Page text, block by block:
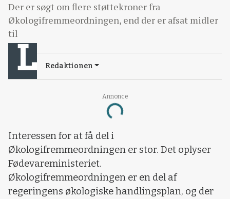
Annonce
Loading...
Der er søgt om flere støttekroner fra
Økologifremmeordningen, end der er afsat midler
til
Redaktionen
Interessen for at få del i
Økologifremmeordningen er stor. Det oplyser
Fødevareministeriet.
Økologifremmeordningen er en del af
regeringens økologiske handlingsplan, og der